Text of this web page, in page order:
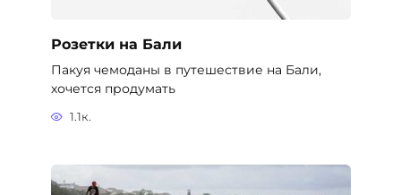
Ежегодно курорт Бали посещают более 2,5